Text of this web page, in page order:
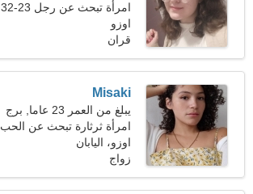
امرأة تبحث عن رجل 23-32
اوزو
قران
Misaki
يبلغ من العمر 23 عاما, برج
الحمل
امرأة ثرثارة تبحث عن الحب
الحقيقي
اوزو، اليابان
زواج